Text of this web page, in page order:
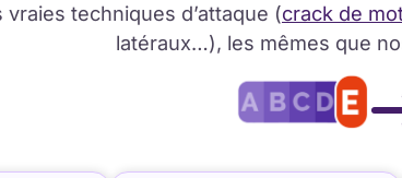
vraies techniques d’attaque (crack de
latéraux…), les mêmes que